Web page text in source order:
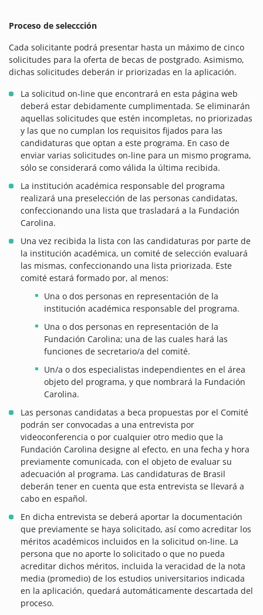
Proceso de seleccción
Cada solicitante podrá presentar hasta un máximo de cinco
solicitudes para la oferta de becas de postgrado. Asimismo,
dichas solicitudes deberán ir priorizadas en la aplicación.
La solicitud on-line que encontrará en esta página web
deberá estar debidamente cumplimentada. Se eliminarán
aquellas solicitudes que estén incompletas, no priorizadas
y las que no cumplan los requisitos fijados para las
candidaturas que optan a este programa. En caso de
enviar varias solicitudes on-line para un mismo programa,
sólo se considerará como válida la última recibida.
La institución académica responsable del programa
realizará una preselección de las personas candidatas,
confeccionando una lista que trasladará a la Fundación
Carolina.
Una vez recibida la lista con las candidaturas por parte de
la institución académica, un comité de selección evaluará
las mismas, confeccionando una lista priorizada. Este
comité estará formado por, al menos:
Una o dos personas en representación de la
institución académica responsable del programa.
Una o dos personas en representación de la
Fundación Carolina; una de las cuales hará las
funciones de secretario/a del comité.
Un/a o dos especialistas independientes en el área
objeto del programa, y que nombrará la Fundación
Carolina.
Las personas candidatas a beca propuestas por el Comité
podrán ser convocadas a una entrevista por
videoconferencia o por cualquier otro medio que la
Fundación Carolina designe al efecto, en una fecha y hora
previamente comunicada, con el objeto de evaluar su
adecuación al programa. Las candidaturas de Brasil
deberán tener en cuenta que esta entrevista se llevará a
cabo en español.
En dicha entrevista se deberá aportar la documentación
que previamente se haya solicitado, así como acreditar los
méritos académicos incluidos en la solicitud on-line. La
persona que no aporte lo solicitado o que no pueda
acreditar dichos méritos, incluida la veracidad de la nota
media (promedio) de los estudios universitarios indicada
en la aplicación, quedará automáticamente descartada del
proceso.